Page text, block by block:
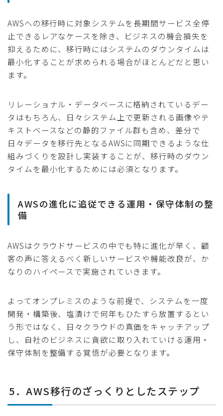
AWSへの移行時に対象システムを長期間サービス全停
止できるレアなケースを除き、ビジネスの機会損失を
抑えるために、移行時にはシステムのダウンタイムは
最小化することが求められる場合がほとんどだと思い
ます。
リレーショナル・データベースに格納されているデー
タはもちろん、日々システム上で更新される画像やテ
キストベースなどの静的ファイル群も含め、差分で
日々データを移行先となるAWSに同期できるような仕
組みづくりを設計し実装することが、移行時のダウン
タイムを最小化するためには必須となります。
AWSの進化に追従できる運用・保守体制の整
備
AWSはクラウドサービスの中でも特に進化が早く、顧
客の声に答えるべく新しいサービスや機能改良が、か
なりのハイペースで実施されていきます。
よってオンプレミスのような前提で、システムを一度
開発・構築後、塩漬けで何年もひたすら放置するとい
う形ではなく、日々クラウドの真価をキャッチアップ
し、自社のビジネスに貪欲に取り入れていける運用・
保守体制を整備する覚悟が必要となります。
5．AWS移行のざっくりとしたステップ